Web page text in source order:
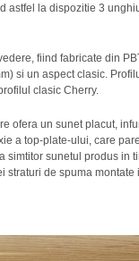
astfel la dispozitie 3
fiind fabricate din
si un aspect clasic.
clasic Cherry.
ofera un sunet placut,
a top-plate-ului, care
sunetul produs in
de spuma montate